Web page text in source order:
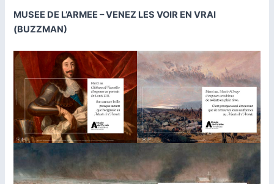
MUSEE DE L’ARMEE – VENEZ LES VOIR EN VRAI
(BUZZMAN)